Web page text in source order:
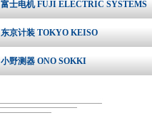
富士电机 FUJI ELECTRIC SYSTEMS
东京计装 TOKYO KEISO
小野测器 ONO SOKKI